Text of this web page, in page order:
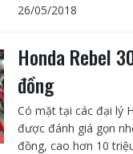
26/05/2018
Honda Rebel
đồng
Có mặt tại các đại lý
được đánh giá gọn
đồng, cao hơn 10